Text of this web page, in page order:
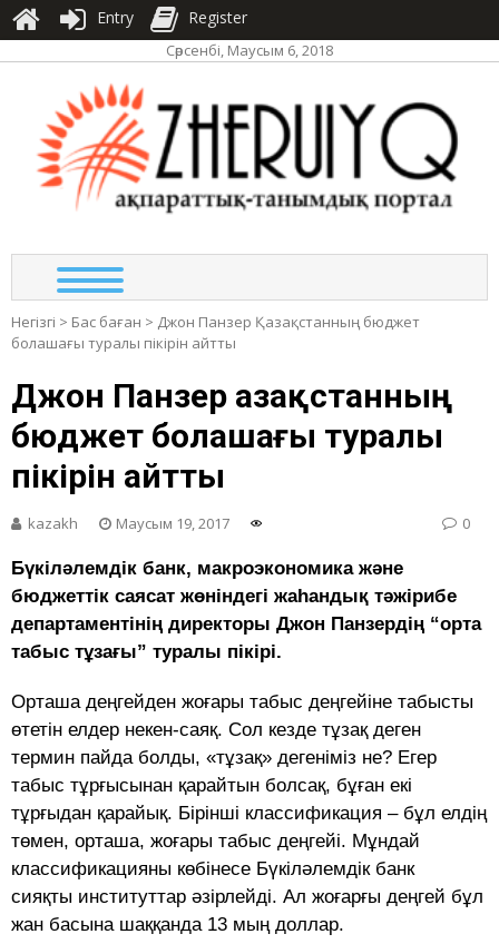
Сәрсенбі, Маусым 6, 2018
Негізгі > Бас баған > Джон Панзер Қазақстанның бюджет
болашағы туралы пікірін айтты
Джон Панзер Қазақстанның
бюджет болашағы туралы
пікірін айтты
kazakh Маусым 19, 2017 0
Бүкіләлемдік банк, макроэкономика және
бюджеттік саясат жөніндегі жаһандық тәжірибе
департаментінің директоры Джон Панзердің “орта
табыс тұзағы” туралы пікірі.
Орташа деңгейден жоғары табыс деңгейіне табысты
өтетін елдер некен-саяқ. Сол кезде тұзақ деген
термин пайда болды, «тұзақ» дегеніміз не? Егер
табыс тұрғысынан қарайтын болсақ, бұған екі
тұрғыдан қарайық. Бірінші классификация – бұл елдің
төмен, орташа, жоғары табыс деңгейі. Мұндай
классификацияны көбінесе Бүкіләлемдік банк
сияқты институттар әзірлейді. Ал жоғарғы деңгей бұл
жан басына шаққанда 13 мың доллар.
Entry Register